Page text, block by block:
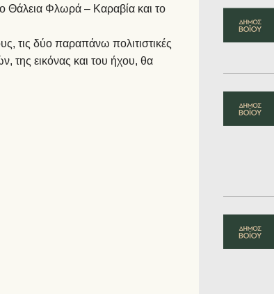
Θάλεια Φλωρά – Καραβία και το
τις δύο παραπάνω πολιτιστικές
της εικόνας και του ήχου, θα